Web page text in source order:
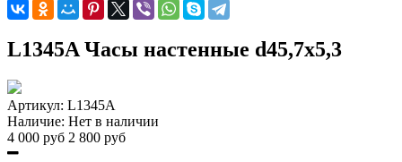
L1345A Часы настенные d45,7х5,3
Артикул: L1345A
Наличие: Нет в наличии
4 000 руб 2 800 руб